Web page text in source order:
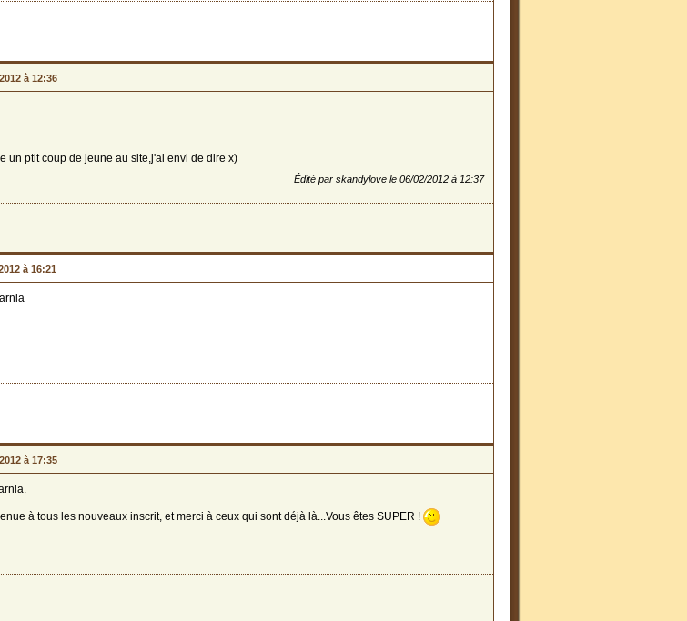
à 12:36
un ptit coup de jeune au site,j'ai envi de dire x)
Édité par skandylove le 06/02/2012 à 12:37
à 16:21
à 17:35
à tous les nouveaux inscrit, et merci à ceux qui sont déjà là...Vous êtes SUPER !